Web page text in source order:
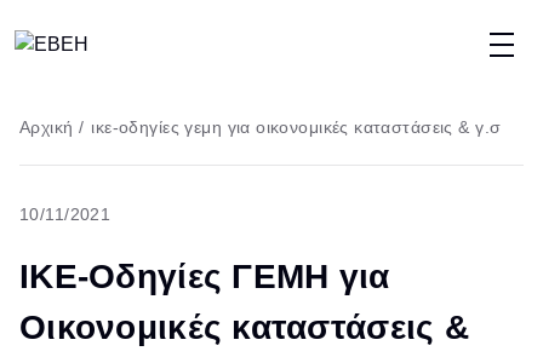
προς
κυρίως
περιεχόμενο
Breadcrumb
Αρχική / ικε-οδηγίες γεμη για οικονομικές καταστάσεις & γ.σ
10/11/2021
ΙΚΕ-Οδηγίες ΓΕΜΗ για
Οικονομικές καταστάσεις &